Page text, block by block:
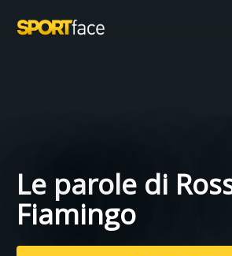
Le parole di
Fiamingo